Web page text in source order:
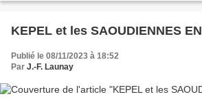
KEPEL et les SAOUDIENNES
Publié le 08/11/2023 à 18:52
Par J.-F. Launay